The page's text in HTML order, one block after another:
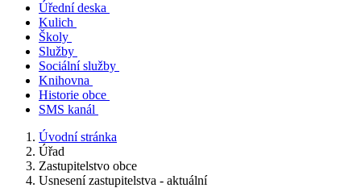
Úřední deska
Kulich
Školy
Služby
Sociální služby
Knihovna
Historie obce
SMS kanál
Úvodní stránka
Úřad
Zastupitelstvo obce
Usnesení zastupitelstva - aktuální